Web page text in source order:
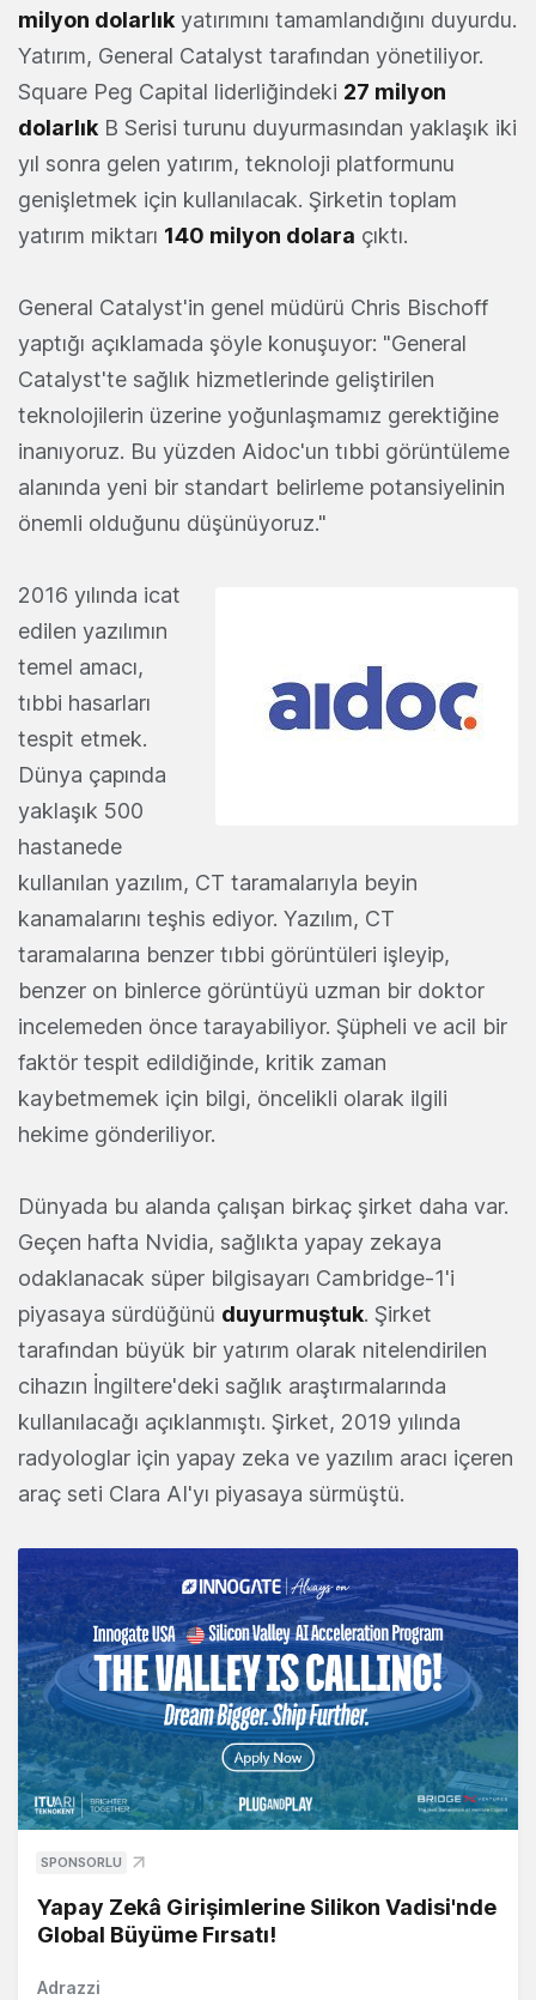
milyon dolarlık yatırımını tamamlandığını duyurdu.
Yatırım, General Catalyst tarafından yönetiliyor.
Square Peg Capital liderliğindeki 27 milyon
dolarlık B Serisi turunu duyurmasından yaklaşık iki
yıl sonra gelen yatırım, teknoloji platformunu
genişletmek için kullanılacak. Şirketin toplam
yatırım miktarı 140 milyon dolara çıktı.
General Catalyst'in genel müdürü Chris Bischoff
yaptığı açıklamada şöyle konuşuyor: "General
Catalyst'te sağlık hizmetlerinde geliştirilen
teknolojilerin üzerine yoğunlaşmamız gerektiğine
inanıyoruz. Bu yüzden Aidoc'un tıbbi görüntüleme
alanında yeni bir standart belirleme potansiyelinin
önemli olduğunu düşünüyoruz."
2016 yılında icat
edilen yazılımın
temel amacı,
tıbbi hasarları
tespit etmek.
Dünya çapında
yaklaşık 500
hastanede
kullanılan yazılım, CT taramalarıyla beyin
kanamalarını teşhis ediyor. Yazılım, CT
taramalarına benzer tıbbi görüntüleri işleyip,
benzer on binlerce görüntüyü uzman bir doktor
incelemeden önce tarayabiliyor. Şüpheli ve acil bir
faktör tespit edildiğinde, kritik zaman
kaybetmemek için bilgi, öncelikli olarak ilgili
hekime gönderiliyor.
Dünyada bu alanda çalışan birkaç şirket daha var.
Geçen hafta Nvidia, sağlıkta yapay zekaya
odaklanacak süper bilgisayarı Cambridge-1'i
piyasaya sürdüğünü duyurmuştuk. Şirket
tarafından büyük bir yatırım olarak nitelendirilen
cihazın İngiltere'deki sağlık araştırmalarında
kullanılacağı açıklanmıştı. Şirket, 2019 yılında
radyologlar için yapay zeka ve yazılım aracı içeren
araç seti Clara AI'yı piyasaya sürmüştü.
SPONSORLU
Yapay Zekâ Girişimlerine Silikon Vadisi'nde
Global Büyüme Fırsatı!
Adrazzi